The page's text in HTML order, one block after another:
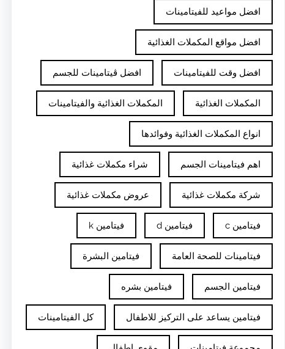
افضل مواعيد للفيتامينات
افضل مواقع المكملات الغذائية
افضل وقت للفيتامينات افضل ڤيتامينات للجسم
المكملات الغذائية المكملات الغذائية والفيتامينات
انواع المكملات الغذائية وفوائدها
اهم فيتامينات الجسم شراء مكملات غذائية
شركة مكملات غذائية عروض مكملات غذائية
فيتامين c فيتامين d فيتامين k
فيتامينات للصحة العامة فيتامين البشرة
فيتامين الجسم فيتامين بشره
فيتامين يساعد على التركيز للاطفال كل الفيتامينات